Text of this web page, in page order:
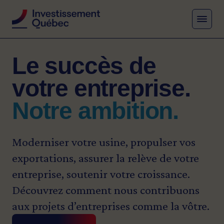
MENU
Votre réalité est
unique.
Nos solutions
aussi.
Nous adaptons nos solutions de
financement et d’accompagnement pour
stimuler votre innovation, renforcer
votre compétitivité, accélérer votre
Le succès de
votre entreprise.
Notre ambition.
Moderniser votre usine, propulser vos
exportations, assurer la relève de votre
entreprise, soutenir votre croissance.
Découvrez comment nous contribuons
aux projets d’entreprises comme la vôtre.
Faire grandir
votre entreprise
aujourd’hui.
Bâtir le Québec de
demain.
Lorsque votre entreprise grandit, par la
richesse et les emplois qu’elle crée, elle
entraîne avec elle ses employés, ses